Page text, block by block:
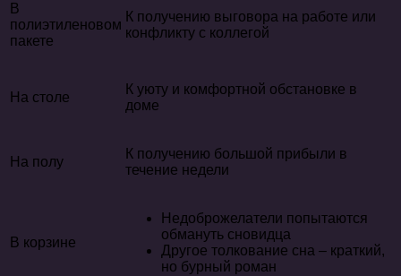
В
полиэтиленовом
пакете
К получению выговора на работе или
конфликту с коллегой
На столе
К уюту и комфортной обстановке в
доме
На полу
К получению большой прибыли в
течение недели
В корзине
Недоброжелатели попытаются
обмануть сновидца
Другое толкование сна – краткий,
но бурный роман